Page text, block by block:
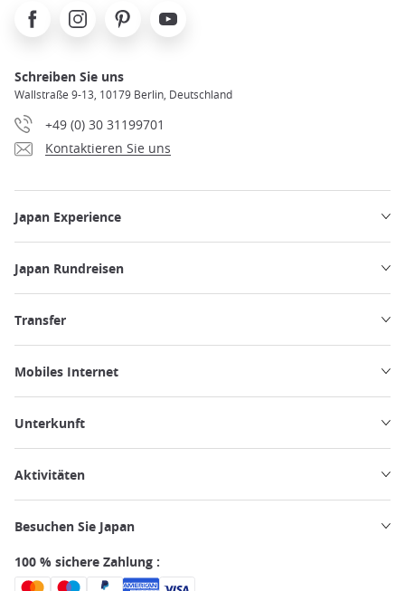
FacebookInstagramPinterest Youtube
Schreiben Sie uns
Wallstraße 9-13, 10179 Berlin, Deutschland
+49 (0) 30 31199701
Kontaktieren Sie uns
Japan Experience
Japan Rundreisen
Transfer
Mobiles Internet
Unterkunft
Aktivitäten
Besuchen Sie Japan
100 % sichere Zahlung :